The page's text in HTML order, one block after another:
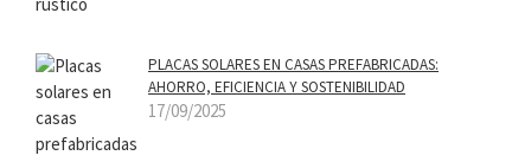
PLACAS SOLARES EN CASAS PREFABRICADAS:
AHORRO, EFICIENCIA Y SOSTENIBILIDAD
17/09/2025